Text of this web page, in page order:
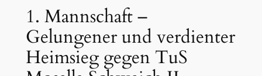
1. Mannschaft –
Gelungener und verdienter
Heimsieg gegen TuS